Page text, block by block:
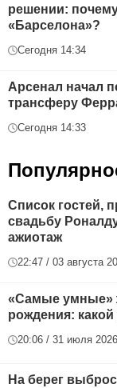
решении:
«Барселона»?
Сегодня 14:34
Арсенал начал
трансферу
Сегодня 14:33
Список гостей,
свадьбу
ажиотаж
22:47 / 03 августа
«Самые умные»
рождения: какой
20:06 / 31 июля 2026
На берег